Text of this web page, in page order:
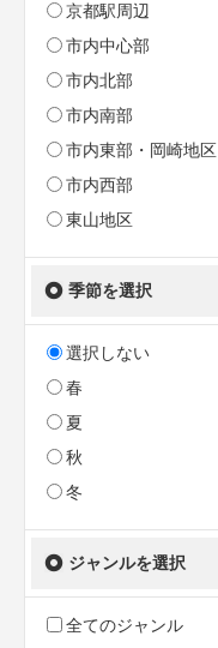
京都駅周辺
市内中心部
市内北部
市内南部
市内東部・岡崎地区
市内西部
東山地区
季節を選択
選択しない
春
夏
秋
冬
ジャンルを選択
全てのジャンル